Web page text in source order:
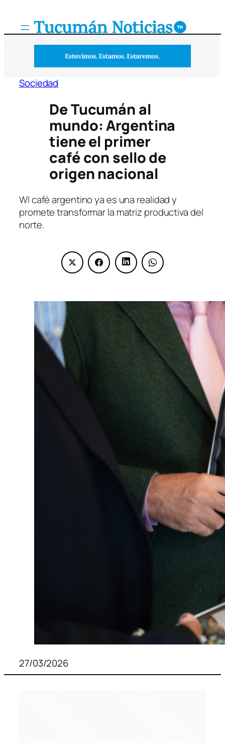
Sociedad
De Tucumán al
mundo: Argentina
tiene el primer
café con sello de
origen nacional
Wl café argentino ya es una realidad y
promete transformar la matriz productiva del
norte.
27/03/2026